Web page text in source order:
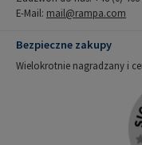
E-Mail: mail@rampa.com
Bezpieczne zakupy
Wielokrotnie nagradzany i